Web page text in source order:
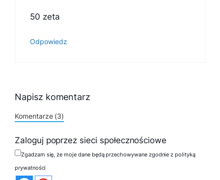
50 zeta
Odpowiedz
Napisz komentarz
Komentarze (3)
Zaloguj poprzez sieci społecznościowe
Zgadzam się, że moje dane będą przechowywane zgodnie z polityką
prywatności